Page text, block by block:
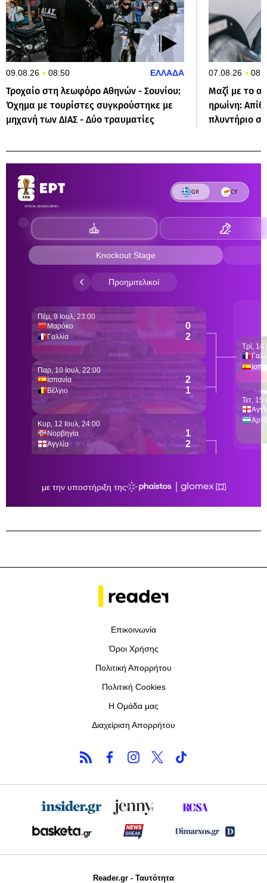
09.08.26 08:50 ΕΛΛΑΔΑ
Τροχαίο στη λεωφόρο Αθηνών - Σουνίου:
Όχημα με τουρίστες συγκρούστηκε με
μηχανή των ΔΙΑΣ - Δύο τραυματίες
07.08.26
Μαζί με το
ηρωίνη:
πλυντήριο
Επικοινωνία
Όροι Χρήσης
Πολιτική Απορρήτου
Πολιτική Cookies
Η Ομάδα μας
Διαχείριση Απορρήτου
Reader.gr - Ταυτότητα